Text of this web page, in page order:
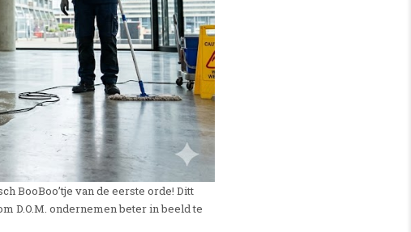
BooBoo’tje van de eerste orde! Ditt
D.O.M. ondernemen beter in beeld te